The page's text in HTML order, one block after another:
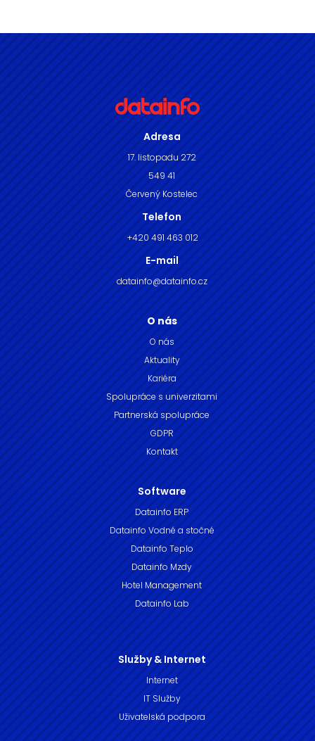
Adresa
17. listopadu 272
549 41
Červený Kostelec
Telefon
+420 491 463 012
E-mail
datainfo@datainfo.cz
O nás
O nás
Aktuality
Kariéra
Spolupráce s univerzitami
Partnerská spolupráce
GDPR
Kontakt
Software
Datainfo ERP
Datainfo Vodné a stočné
Datainfo Teplo
Datainfo Mzdy
Hotel Management
Datainfo Lab
Služby & Internet
Internet
IT Služby
Uživatelská podpora